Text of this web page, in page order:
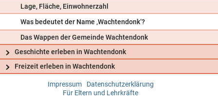
Lage, Fläche, Einwohnerzahl
Was bedeutet der Name ‚Wachtendonk‘?
Das Wappen der Gemeinde Wachtendonk
Geschichte erleben in Wachtendonk
Freizeit erleben in Wachtendonk
Impressum
Datenschutzerklärung
Für Eltern und Lehrkräfte